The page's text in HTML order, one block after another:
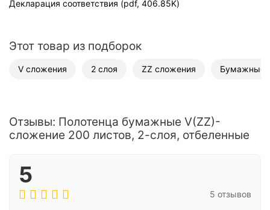
Декларация соответствия (pdf, 406.85K)
Этот товар из подборок
V сложения 2 слоя ZZ сложения Бумажные
Отзывы: Полотенца бумажные V(ZZ)-
сложение 200 листов, 2-слоя, отбеленные
5
5 отзывов